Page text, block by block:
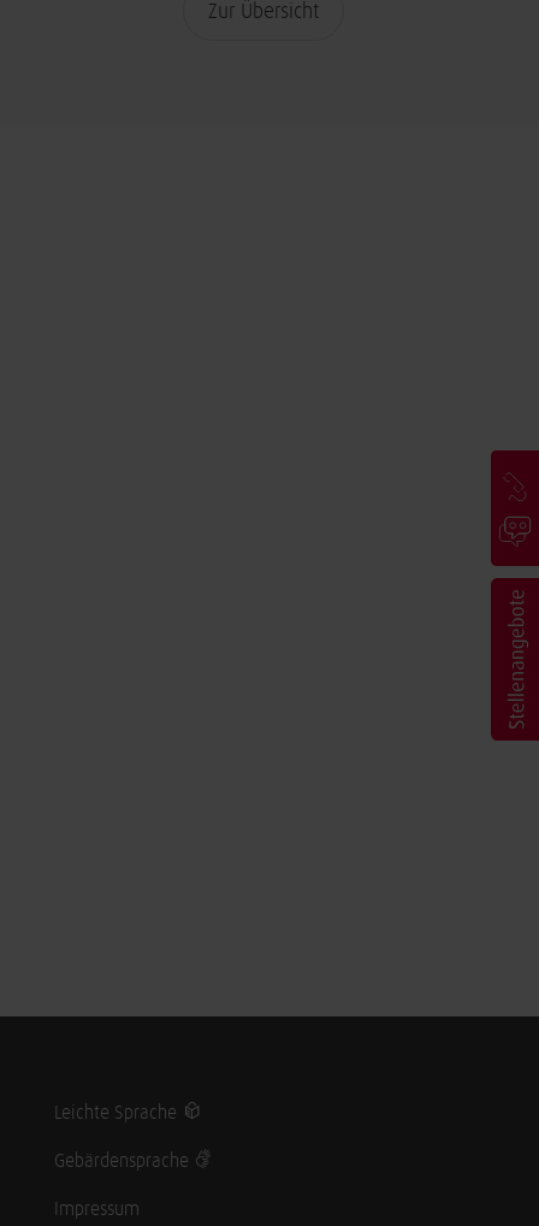
Zur Übersicht
Leichte Sprache
Gebärdensprache
Impressum